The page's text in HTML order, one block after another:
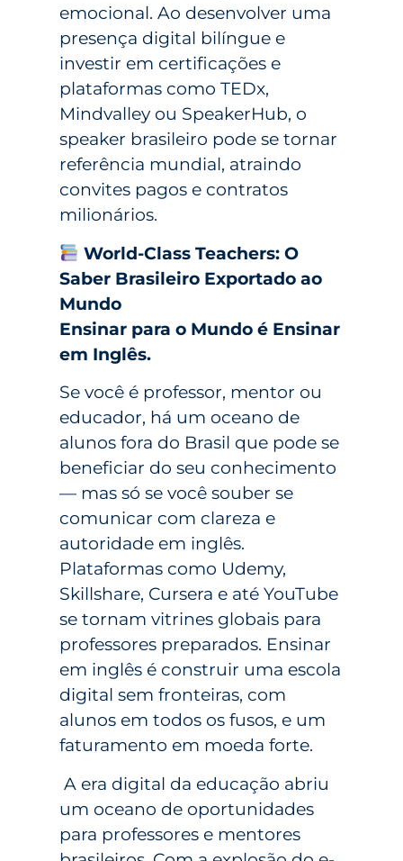
emocional. Ao desenvolver uma
presença digital bilíngue e
investir em certificações e
plataformas como TEDx,
Mindvalley ou SpeakerHub, o
speaker brasileiro pode se tornar
referência mundial, atraindo
convites pagos e contratos
milionários.
World-Class Teachers: O
Saber Brasileiro Exportado ao
Mundo
Ensinar para o Mundo é Ensinar
em Inglês.
Se você é professor, mentor ou
educador, há um oceano de
alunos fora do Brasil que pode se
beneficiar do seu conhecimento
— mas só se você souber se
comunicar com clareza e
autoridade em inglês.
Plataformas como Udemy,
Skillshare, Cursera e até YouTube
se tornam vitrines globais para
professores preparados. Ensinar
em inglês é construir uma escola
digital sem fronteiras, com
alunos em todos os fusos, e um
faturamento em moeda forte.
A era digital da educação abriu
um oceano de oportunidades
para professores e mentores